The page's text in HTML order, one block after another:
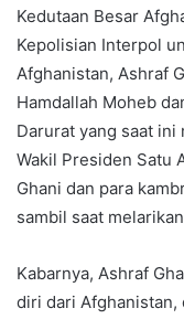
Kedutaan Besar
Kepolisian Interpol
Afghanistan, Ashraf
Hamdallah Moheb
Darurat yang saat
Wakil Presiden Satu
Ghani dan para
sambil saat
Kabarnya, Ashraf
diri dari Afghanistan,